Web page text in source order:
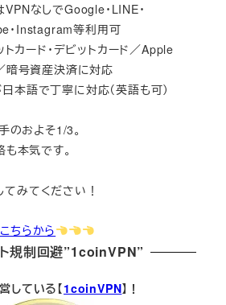
なしでGoogle・LINE・
・Instagram等利用可
カード・デビットカード／Apple
号資産決済に対応
本語で丁寧に対応（英語も可）
およそ1/3。
本気です。
みてください！
ちらから
規制回避”1coinVPN”
している【1coinVPN】！